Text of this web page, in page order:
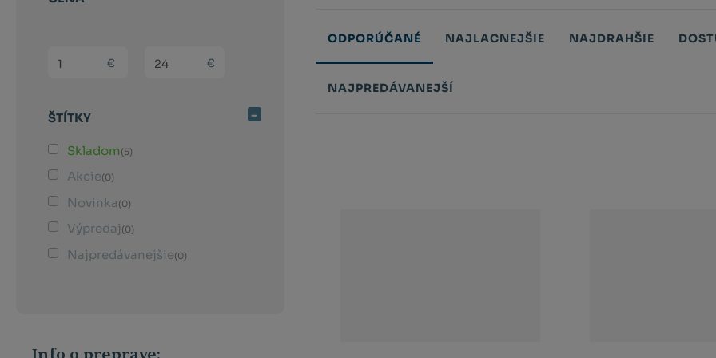
ODPORÚČANÉ NAJLACNEJŠIE NAJDRAHŠIE
NAJPREDÁVANEJŠÍ
(sk) Min. hodnota
€
(sk) Max. hodnota €
ŠTÍTKY
Skladom(5)
Akcie(0)
Novinka (0)
Výpredaj(0)
Najpredávanejšie(0)